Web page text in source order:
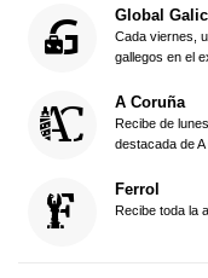
Global
Cada viernes,
gallegos en el
A Coruña
Recibe de
destacada de A
Ferrol
Recibe toda la